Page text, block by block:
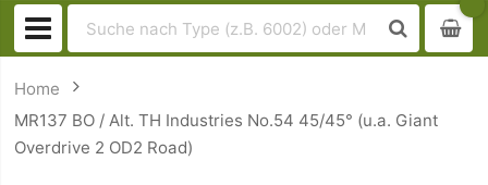
Home
MR137 BO / Alt. TH Industries No.54 45/45° (u.a. Giant
Overdrive 2 OD2 Road)